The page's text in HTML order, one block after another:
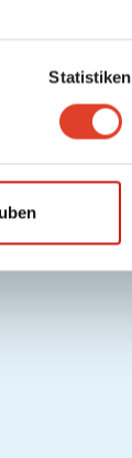
Statistiken